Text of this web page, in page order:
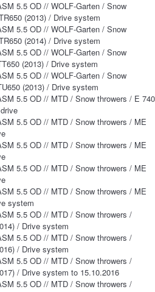
5.5 OD // WOLF-Garten / Snow
(2013) / Drive system
5.5 OD // WOLF-Garten / Snow
(2014) / Drive system
5.5 OD // WOLF-Garten / Snow
(2013) / Drive system
5.5 OD // WOLF-Garten / Snow
(2013) / Drive system
5.5 OD // MTD / Snow throwers / E 740
5.5 OD // MTD / Snow throwers / ME
5.5 OD // MTD / Snow throwers / ME
5.5 OD // MTD / Snow throwers / ME
5.5 OD // MTD / Snow throwers / ME
system
5.5 OD // MTD / Snow throwers /
/ Drive system
5.5 OD // MTD / Snow throwers /
/ Drive system
5.5 OD // MTD / Snow throwers /
/ Drive system to 15.10.2016
5.5 OD // MTD / Snow throwers /